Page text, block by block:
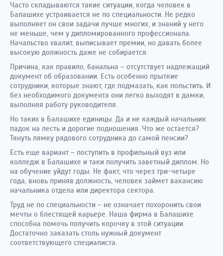
Часто складываются такие ситуации, когда человек в
Балашихе устраивается не по специальности. Не редко
выполняет он свои задачи лучше многих, и знаний у него
не меньше, чем у дипломированного профессионала.
Начальство хвалит, выписывает премии, но давать более
высокую должность даже не собирается.
Причина, как правило, банальна – отсутствует надлежащий
документ об образовании. Есть особенно прыткие
сотрудники, которые знают, где подмазать, как польстить. И
без необходимого документа они легко выходят в дамки,
выполняя работу руководителя.
Но таких в Балашихе единицы. Да и не каждый начальник
падок на лесть и дорогие подношения. Что же остается?
Тянуть лямку рядового сотрудника до самой пенсии?
Есть еще вариант – поступить в профильный вуз или
колледж в Балашихе и таки получить заветный диплом. Но
на обучение уйдут годы. Не факт, что через три-четыре
года, вновь приняв должность, человек займет вакансию
начальника отдела или директора сектора.
Труд не по специальности – не означает похоронить свои
мечты о блестящей карьере. Наша фирма в Балашихе
способна помочь получить корочку в этой ситуации.
Достаточно заказать столь нужный документ
соответствующего специалиста.